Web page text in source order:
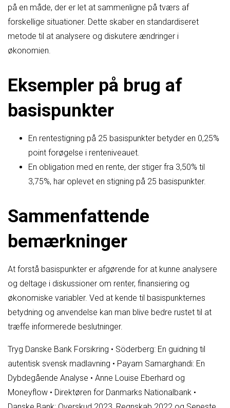
på en måde, der er let at sammenligne på tværs af
forskellige situationer. Dette skaber en standardiseret
metode til at analysere og diskutere ændringer i
økonomien.
Eksempler på brug af
basispunkter
En rentestigning på 25 basispunkter betyder en 0,25%
point forøgelse i renteniveauet.
En obligation med en rente, der stiger fra 3,50% til
3,75%, har oplevet en stigning på 25 basispunkter.
Sammenfattende
bemærkninger
At forstå basispunkter er afgørende for at kunne analysere
og deltage i diskussioner om renter, finansiering og
økonomiske variabler. Ved at kende til basispunkternes
betydning og anvendelse kan man blive bedre rustet til at
træffe informerede beslutninger.
Tryg Danske Bank Forsikring • Söderberg: En guidning til
autentisk svensk madlavning • Payam Samarghandi: En
Dybdegående Analyse • Anne Louise Eberhard og
Moneyflow • Direktøren for Danmarks Nationalbank •